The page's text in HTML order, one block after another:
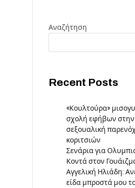
Αναζήτηση
Recent Posts
«Κουλτούρα»
σχολή εφήβων στην
σεξουαλική
κοριτσιών
Σενάρια για
Κοντά στον
Αγγελική Ηλιάδη:
είδα μπροστά μου